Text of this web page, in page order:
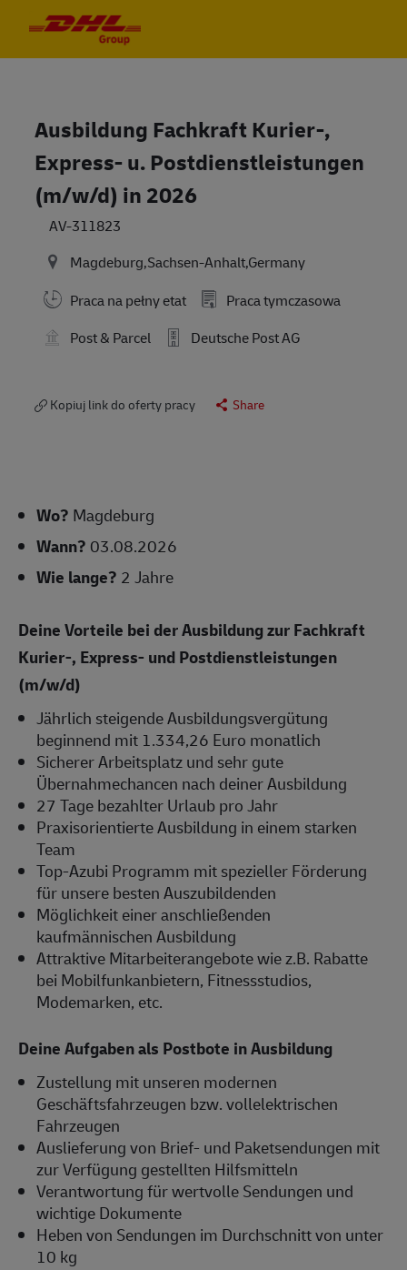
Ausbildung Fachkraft Kurier-,
Express- u. Postdienstleistungen
(m/w/d) in 2026
AV-311823
Magdeburg,Sachsen-Anhalt,Germany
Praca na pełny etat
Praca tymczasowa
Post & Parcel
Deutsche Post AG
Kopiuj link do oferty pracy Share
Wo? Magdeburg
Wann? 03.08.2026
Wie lange? 2 Jahre
Deine Vorteile bei der Ausbildung zur Fachkraft
Kurier-, Express- und Postdienstleistungen
(m/w/d)
Jährlich steigende Ausbildungsvergütung
beginnend mit 1.334,26 Euro monatlich
Sicherer Arbeitsplatz und sehr gute
Übernahmechancen nach deiner Ausbildung
27 Tage bezahlter Urlaub pro Jahr
Praxisorientierte Ausbildung in einem starken
Team
Top-Azubi Programm mit spezieller Förderung
für unsere besten Auszubildenden
Möglichkeit einer anschließenden
kaufmännischen Ausbildung
Attraktive Mitarbeiterangebote wie z.B. Rabatte
bei Mobilfunkanbietern, Fitnessstudios,
Modemarken, etc.
Deine Aufgaben als Postbote in Ausbildung
Zustellung mit unseren modernen
Geschäftsfahrzeugen bzw. vollelektrischen
Fahrzeugen
Auslieferung von Brief- und Paketsendungen mit
zur Verfügung gestellten Hilfsmitteln
Verantwortung für wertvolle Sendungen und
wichtige Dokumente
Heben von Sendungen im Durchschnitt von unter
10 kg